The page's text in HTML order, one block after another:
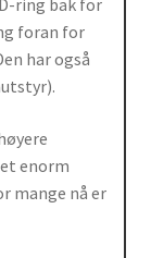
ring bak for
foran for
har også
enorm
mange nå er